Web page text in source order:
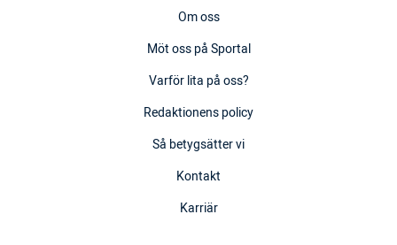
Om oss
Möt oss på Sportal
Varför lita på oss?
Redaktionens policy
Så betygsätter vi
Kontakt
Karriär